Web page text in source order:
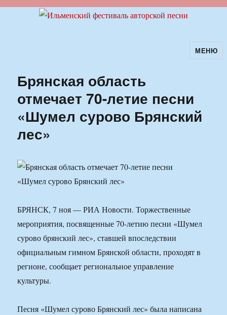
Ильменский фестиваль авторскойМЕНЮ
Брянская область
отмечает 70-летие песни
«Шумел сурово Брянский
лес»
БРЯНСК, 7 ноя — РИА Новости. Торжественные
мероприятия, посвященные 70-летию песни «Шумел
сурово брянский лес», ставшей впоследствии
официальным гимном Брянской области, проходят в
регионе, сообщает региональное управление
культуры.
Песня «Шумел сурово Брянский лес» была написана